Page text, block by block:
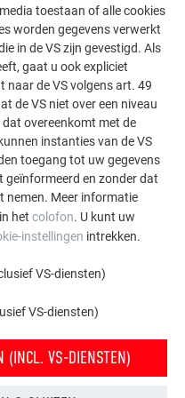
zien hoe veelzijdig
Ontdek meer
duurzame PREFA
zonne-energie en
toestaan of alle cookies
worden gegevens verwerkt
in de VS zijn gevestigd. Als
gaat u ook expliciet
naar de VS volgens art. 49
de VS niet over een niveau
overeenkomt met de
instanties van de VS
toegang tot uw gegevens
geïnformeerd en zonder dat
nemen. Meer informatie
het colofon. U kunt uw
instellingen intrekken.
VS-diensten)
VS-diensten)
(INCL. VS-DIENSTEN)